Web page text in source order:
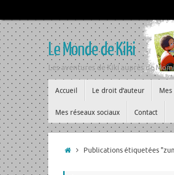
au
contenu
Le Monde de Kiki
Les aventures de Kiki auprès de
au
contenu
Accueil Le droit d’auteur
Mes réseaux sociaux Contact
Accueil
Publications étiquetées